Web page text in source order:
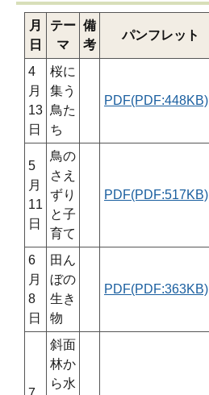
月
日
テー
マ
備
考
パンフレット
4
月
13
日
桜に
集う
鳥た
ち
PDF(PDF:448KB)
5
月
11
日
鳥の
さえ
ずり
と子
育て
PDF(PDF:517KB)
6
月
8
日
田ん
ぼの
生き
物
PDF(PDF:363KB)
斜面
林か
ら水